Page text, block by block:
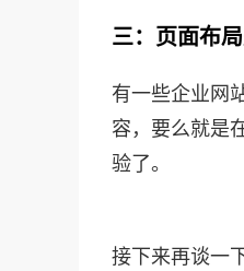
三：页面布
有一些企业网
容，要么就是
验了。
接下来再谈一